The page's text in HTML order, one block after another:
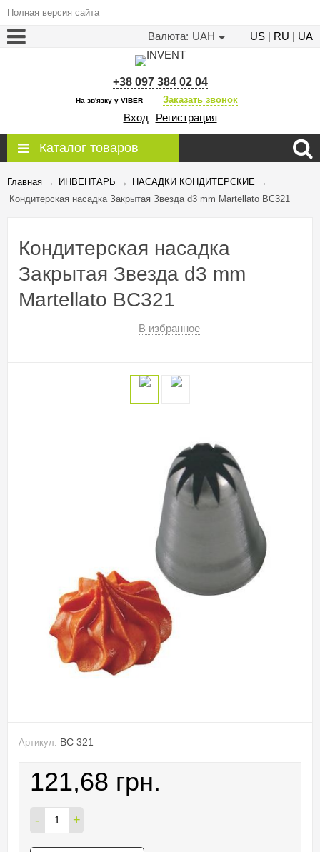
Полная версия сайта
Валюта: UAH US | RU | UA
+38 097 384 02 04
На зв'язку у VIBER Заказать звонок
Вход Регистрация
Каталог товаров
Главная → ИНВЕНТАРЬ → НАСАДКИ КОНДИТЕРСКИЕ →
Кондитерская насадка Закрытая Звезда d3 mm Martellato BC321
Кондитерская насадка
Закрытая Звезда d3 mm
Martellato BC321
В избранное
Артикул: BC 321
121,68 грн.
- +